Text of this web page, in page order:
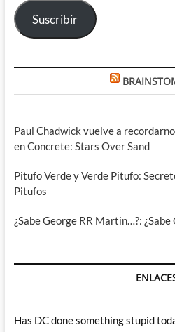
Suscribir
Paul Chadwick vuelve a
en Concrete: Stars Over Sand
Pitufo Verde y Verde Pitufo:
Pitufos
¿Sabe George RR Martin…?:
Has DC done something stupid